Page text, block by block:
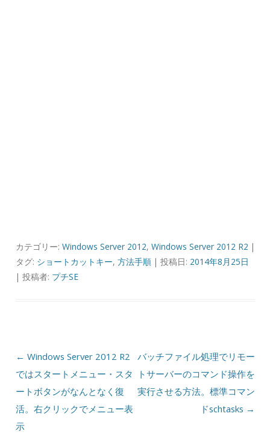
カテゴリー: Windows Server 2012, Windows Server 2012 R2 |
タグ: ショートカットキー, 方法手順| 投稿日: 2014年8月25日
| 投稿者: プチSE
投稿ナビゲーション
← Windows Server 2012 R2
ではスタートメニュー・スタ
ートボタンがなんとなく復
活。右クリックでメニュー表
示
バッチファイル処理でリモー
トサーバーのコマンド操作を
実行させる方法。標準コマン
ドschtasks →